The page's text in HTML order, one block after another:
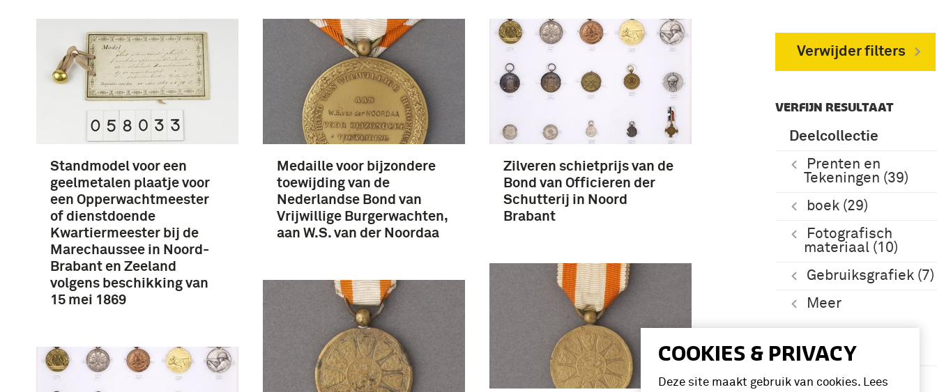
COOKIES & PRIVACY
Deze site maakt gebruik van cookies. Lees
Verwijder filters
VERFIJN RESULTAAT
Deelcollectie
Prenten en
Tekeningen (39)
boek (29)
Fotografisch
materiaal (10)
Gebruiksgrafiek (7)
Meer
Periode
Tweede
Standmodel voor een
geelmetalen plaatje voor
een Opperwachtmeester
of dienstdoende
Kwartiermeester bij de
Marechaussee in Noord-
Brabant en Zeeland
volgens beschikking van
15 mei 1869
Medaille voor bijzondere
toewijding van de
Nederlandse Bond van
Vrijwillige Burgerwachten,
aan W.S. van der Noordaa
Zilveren schietprijs van de
Bond van Officieren der
Schutterij in Noord
Brabant